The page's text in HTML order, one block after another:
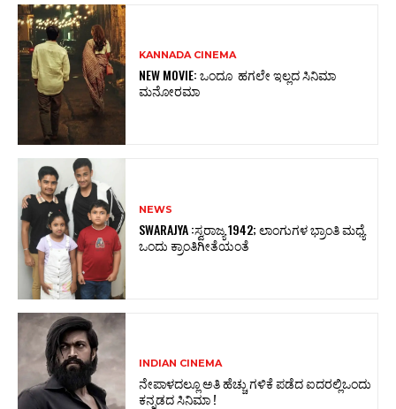
KANNADA CINEMA
NEW MOVIE: ಒಂದೂ ಹಗಲೇ ಇಲ್ಲದ ಸಿನಿಮಾ
ಮನೋರಮಾ
NEWS
SWARAJYA :ಸ್ವರಾಜ್ಯ 1942; ಲಾಂಗುಗಳ ಭ್ರಾಂತಿ ಮಧ್ಯೆ
ಒಂದು ಕ್ರಾಂತಿಗೀತೆಯಂತೆ
INDIAN CINEMA
ನೇಪಾಳದಲ್ಲೂ ಅತಿ ಹೆಚ್ಚು ಗಳಿಕೆ ಪಡೆದ ಐದರಲ್ಲಿಒಂದು
ಕನ್ನಡದ ಸಿನಿಮಾ !